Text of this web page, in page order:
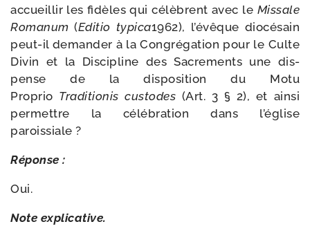
accueillir les fidèles qui célèbrent avec le Missale
Romanum (Editio typi­ca1962), l’évêque dio­cé­sain
peut-​il deman­der à la Congrégation pour le Culte
Divin et la Discipline des Sacrements une dis­
pense de la dis­po­si­tion du Motu
Proprio Traditionis cus­todes (Art. 3 § 2), et ain­si
per­mettre la célé­bra­tion dans l’église
paroissiale ?
Réponse :
Oui.
Note expli­ca­tive.